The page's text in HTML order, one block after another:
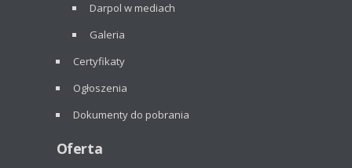
Darpol w mediach
Galeria
Certyfikaty
Ogłoszenia
Dokumenty do pobrania
Oferta